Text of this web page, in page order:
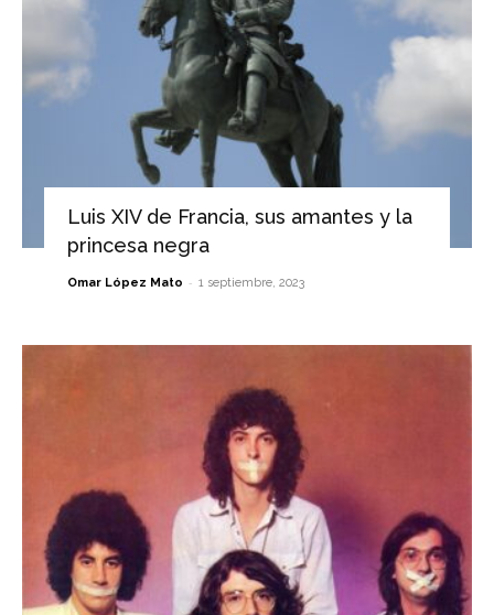
Luis XIV de Francia, sus amantes y la
princesa negra
Omar López Mato - 1 septiembre, 2023